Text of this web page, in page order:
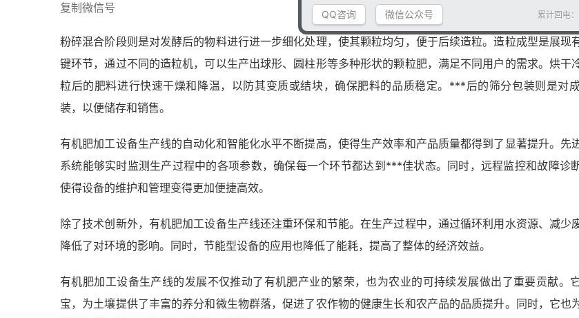
复制微信号
粉碎混合阶段则是对发酵后的物料进行进一步细化处理，使其颗粒均匀，便于后续造粒。造粒成型是展现
键环节，通过不同的造粒机，可以生产出球形、圆柱形等多种形状的颗粒肥，满足不同用户的需求。烘干
粒后的肥料进行快速干燥和降温，以防其变质或结块，确保肥料的品质稳定。***后的筛分包装则是对
装，以便储存和销售。
有机肥加工设备生产线的自动化和智能化水平不断提高，使得生产效率和产品质量都得到了显著提升。先
系统能够实时监测生产过程中的各项参数，确保每一个环节都达到***佳状态。同时，远程监控和故障诊
使得设备的维护和管理变得更加便捷高效。
除了技术创新外，有机肥加工设备生产线还注重环保和节能。在生产过程中，通过循环利用水资源、减少
降低了对环境的影响。同时，节能型设备的应用也降低了能耗，提高了整体的经济效益。
有机肥加工设备生产线的发展不仅推动了有机肥产业的繁荣，也为农业的可持续发展做出了重要贡献。
宝，为土壤提供了丰富的养分和微生物群落，促进了农作物的健康生长和农产品的品质提升。同时，它也
累计回电
QQ咨询 微信公众号